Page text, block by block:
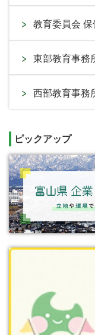
教育委員会 保
東部教育事務
西部教育事務
ピックアップ